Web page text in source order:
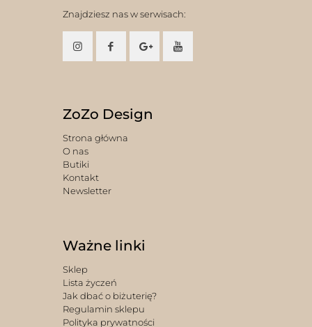
Znajdziesz nas w serwisach:
ZoZo Design
Strona główna
O nas
Butiki
Kontakt
Newsletter
Ważne linki
Sklep
Lista życzeń
Jak dbać o biżuterię?
Regulamin sklepu
Polityka prywatności